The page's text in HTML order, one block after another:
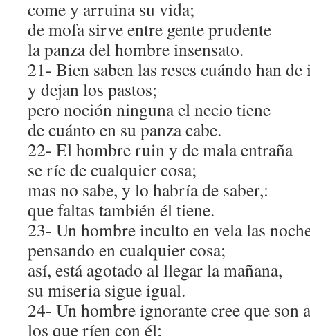
come y arruina su vida;
de mofa sirve entre gente prudente
la panza del hombre insensato.
21- Bien saben las reses cuándo han de
y dejan los pastos;
pero noción ninguna el necio tiene
de cuánto en su panza cabe.
22- El hombre ruin y de mala entraña
se ríe de cualquier cosa;
mas no sabe, y lo habría de saber,:
que faltas también él tiene.
23- Un hombre inculto en vela las
pensando en cualquier cosa;
así, está agotado al llegar la mañana,
su miseria sigue igual.
24- Un hombre ignorante cree que son
los que ríen con él;